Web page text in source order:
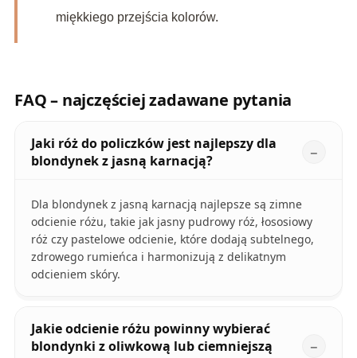
miękkiego przejścia kolorów.
FAQ – najczęściej zadawane pytania
Jaki róż do policzków jest najlepszy dla
blondynek z jasną karnacją?
Dla blondynek z jasną karnacją najlepsze są zimne
odcienie różu, takie jak jasny pudrowy róż, łososiowy
róż czy pastelowe odcienie, które dodają subtelnego,
zdrowego rumieńca i harmonizują z delikatnym
odcieniem skóry.
Jakie odcienie różu powinny wybierać
blondynki z oliwkową lub ciemniejszą